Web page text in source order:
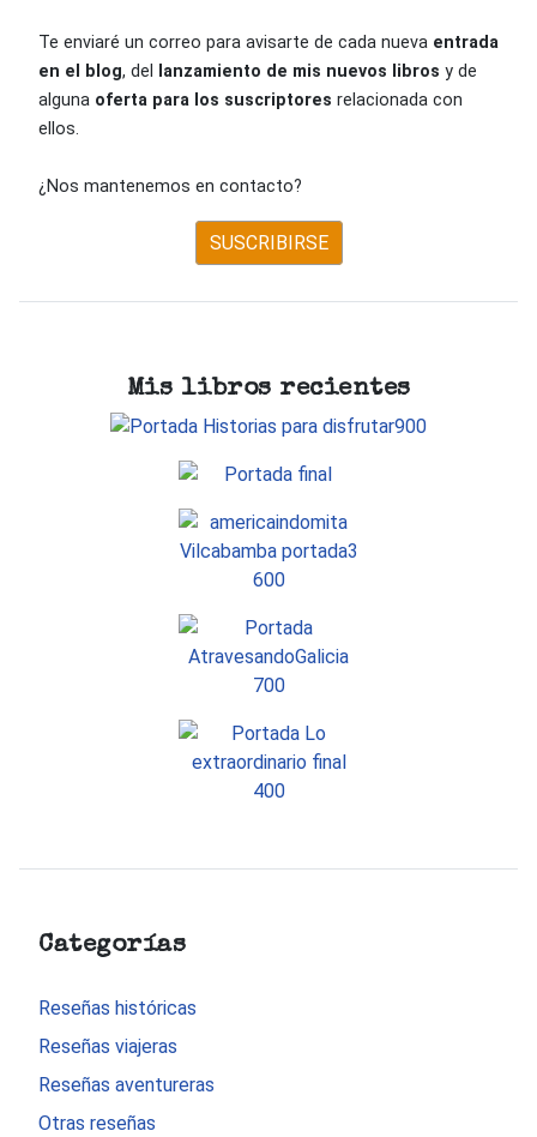
Te enviaré un correo para avisarte de cada nueva entrada
en el blog, del lanzamiento de mis nuevos libros y de
alguna oferta para los suscriptores relacionada con
ellos.
¿Nos mantenemos en contacto?
SUSCRIBIRSE
Mis libros recientes
Categorías
Reseñas históricas
Reseñas viajeras
Reseñas aventureras
Otras reseñas